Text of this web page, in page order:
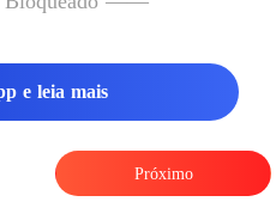
e leia mais
Próximo